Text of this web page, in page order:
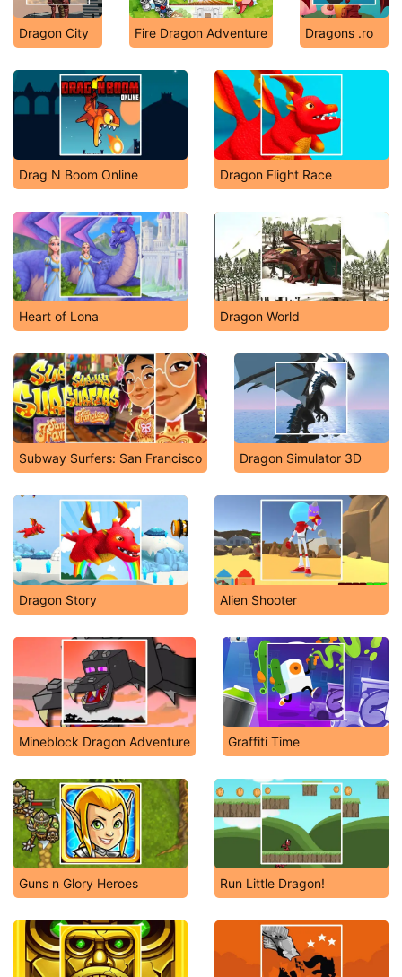
Dragon City Fire Dragon Adventure Dragons .ro
Drag N Boom Online Dragon Flight Race
Heart of Lona Dragon World
Subway Surfers: San Francisco Dragon Simulator 3D
Dragon Story Alien Shooter
Mineblock Dragon Adventure Graffiti Time
Guns n Glory Heroes Run Little Dragon!